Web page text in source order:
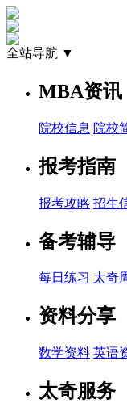
全站导航 ▼
MBA资讯
院校信息 院校
报考指南
报考攻略 招生
备考辅导
每日练习 太奇
资料分享
数学资料 英语
太奇服务